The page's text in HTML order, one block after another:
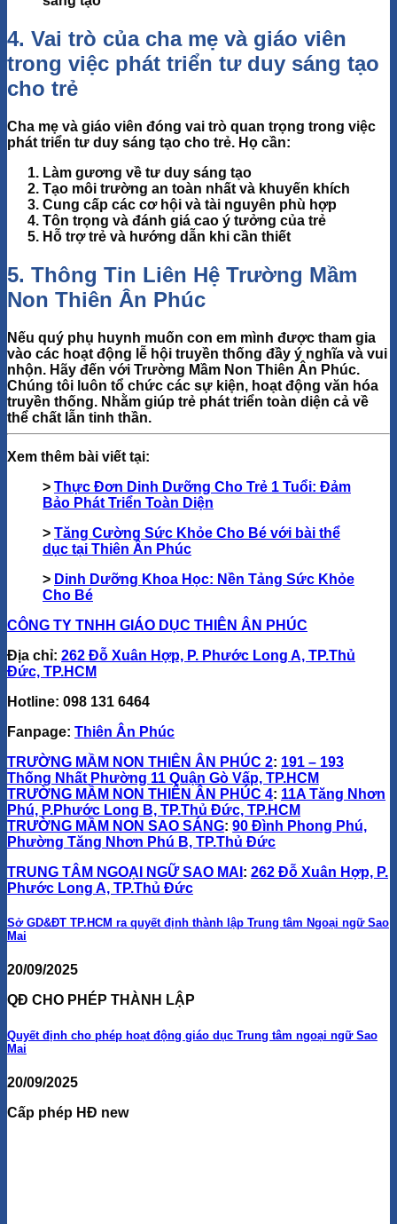
4. Vai trò của cha mẹ và giáo viên
trong việc phát triển tư duy sáng tạo
cho trẻ
Cha mẹ và giáo viên đóng vai trò quan trọng trong việc
phát triển tư duy sáng tạo cho trẻ. Họ cần:
Làm gương về tư duy sáng tạo
Tạo môi trường an toàn nhất và khuyến khích
Cung cấp các cơ hội và tài nguyên phù hợp
Tôn trọng và đánh giá cao ý tưởng của trẻ
Hỗ trợ trẻ và hướng dẫn khi cần thiết
5. Thông Tin Liên Hệ Trường Mầm
Non Thiên Ân Phúc
Nếu quý phụ huynh muốn con em mình được tham gia
vào các hoạt động lễ hội truyền thống đầy ý nghĩa và vui
nhộn. Hãy đến với Trường Mầm Non Thiên Ân Phúc.
Chúng tôi luôn tổ chức các sự kiện, hoạt động văn hóa
truyền thống. Nhằm giúp trẻ phát triển toàn diện cả về
thể chất lẫn tinh thần.
Xem thêm bài viết tại:
> Thực Đơn Dinh Dưỡng Cho Trẻ 1 Tuổi: Đảm
Bảo Phát Triển Toàn Diện
> Tăng Cường Sức Khỏe Cho Bé với bài thể
dục tại Thiên Ân Phúc
> Dinh Dưỡng Khoa Học: Nền Tảng Sức Khỏe
Cho Bé
CÔNG TY TNHH GIÁO DỤC THIÊN ÂN PHÚC
Địa chỉ: 262 Đỗ Xuân Hợp, P. Phước Long A, TP.Thủ
Đức, TP.HCM
Hotline: 098 131 6464
Fanpage: Thiên Ân Phúc
TRƯỜNG MẦM NON THIÊN ÂN PHÚC 2: 191 – 193
Thống Nhất Phường 11 Quận Gò Vấp, TP.HCM
TRƯỜNG MẦM NON THIÊN ÂN PHÚC 4: 11A Tăng Nhơn
Phú, P.Phước Long B, TP.Thủ Đức, TP.HCM
TRƯỜNG MẦM NON SAO SÁNG: 90 Đình Phong Phú,
Phường Tăng Nhơn Phú B, TP.Thủ Đức
TRUNG TÂM NGOẠI NGỮ SAO MAI : 262 Đỗ Xuân Hợp, P.
Phước Long A, TP.Thủ Đức
Sở GD&ĐT TP.HCM ra quyết định thành lập Trung tâm Ngoại ngữ Sao
Mai
20/09/2025
QĐ CHO PHÉP THÀNH LẬP
Quyết định cho phép hoạt động giáo dục Trung tâm ngoại ngữ Sao
Mai
20/09/2025
Cấp phép HĐ new